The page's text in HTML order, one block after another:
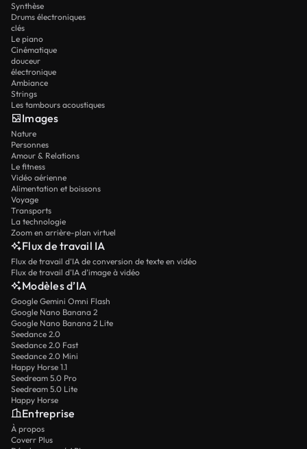
Synthèse
Drums électroniques
clés
Le piano
Cinématique
douceur
électronique
Ambiance
Strings
Les tambours acoustiques
Images
Nature
Personnes
Amour & Relations
Le fitness
Vidéo aérienne
Alimentation et boissons
Voyage
Transports
La technologie
Zoom en arrière-plan virtuel
Flux de travail IA
Flux de travail d’IA de conversion de texte en vidéo
Flux de travail d’IA d’image à vidéo
Modèles d’IA
Google Gemini Omni Flash
Google Nano Banana 2
Google Nano Banana 2 Lite
Seedance 2.0
Seedance 2.0 Fast
Seedance 2.0 Mini
Happy Horse 1.1
Seedream 5.0 Pro
Seedream 5.0 Lite
Happy Horse
Entreprise
À propos
Coverr Plus